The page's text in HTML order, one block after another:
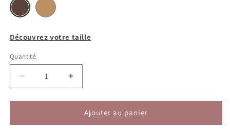
BrownSuede
Variante
épuisée
ou
GoldSuede
Variante
épuisée
ou
Découvrez votre taille
Quantité
Réduire
la
quantité
Mocassins
Augmenter
la
quantité
Mocassins
Ajouter au panier